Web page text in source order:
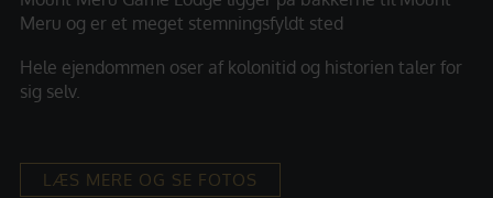
Meru og er et meget stemningsfyldt sted
Hele ejendommen oser af kolonitid og historien taler for
sig selv.
LÆS MERE OG SE FOTOS